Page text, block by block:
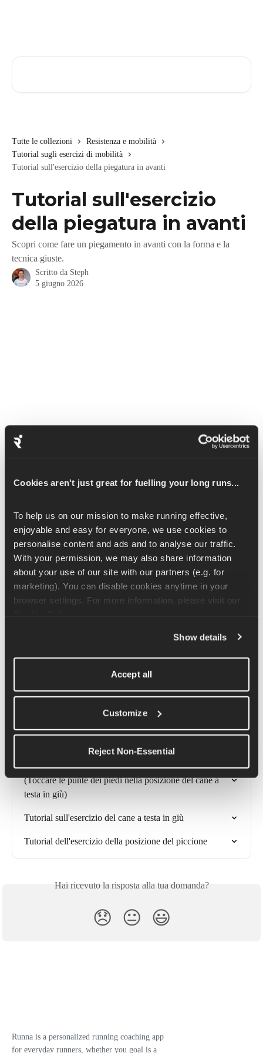
Cookies aren't just great for fuelling your long runs...
To help us on our mission to make running effective,
enjoyable and easy for everyone, we use cookies to
personalise content and ads and to analyse our traffic.
With your permission, we may also share information
about your use of our site with our partners (e.g. for
marketing). You can disable cookies anytime in your
Show details
Accept all
Customize
Reject Non-Essential
Tutte le collezioni
Resistenza e mobilità
Tutorial sugli esercizi di mobilità
Tutorial sull'esercizio della piegatura in avanti
Tutorial sull'esercizio
della piegatura in avanti
Scopri come fare un piegamento in avanti con la forma e la
tecnica giuste.
Scritto da Steph
5 giugno 2026
superiore e inferiore del corpo. Allunga la colonna vertebrale e
della coscia.
Inizia in piedi con le mani sui fianchi e poi piega il busto verso
le ginocchia. Tieni le ginocchia leggermente piegate per evitare
che si blocchino! Quando ti pieghi, le mani possono toccare il
pavimento. Per allungarti di più, fai un bel respiro per aprire il
petto e allungare la schiena. Mentre esali, distendi le gambe per
Tutorial sull'esercizio di sollevamento con bilanciere in
Tutorial dell'esercizio "Downward Dog Toe Taps"
(Toccare le punte dei piedi nella posizione del cane a
testa in giù)
Tutorial sull'esercizio del cane a testa in giù
Tutorial dell'esercizio della posizione del piccione
Hai ricevuto la risposta alla tua domanda?
😞 😐 😃
Runna is a personalized running coaching app
for everyday runners, whether you goal is a